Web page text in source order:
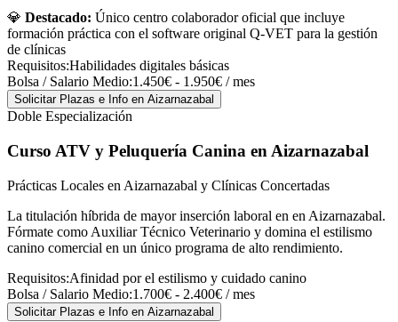
💎 Destacado: Único centro colaborador oficial que incluye
formación práctica con el software original Q-VET para la gestión
de clínicas
Requisitos:Habilidades digitales básicas
Bolsa / Salario Medio:1.450€ - 1.950€ / mes
Solicitar Plazas e Info en Aizarnazabal
Doble Especialización
Curso ATV y Peluquería Canina en Aizarnazabal
Prácticas Locales en Aizarnazabal y Clínicas Concertadas
La titulación híbrida de mayor inserción laboral en en Aizarnazabal.
Fórmate como Auxiliar Técnico Veterinario y domina el estilismo
canino comercial en un único programa de alto rendimiento.
Requisitos:Afinidad por el estilismo y cuidado canino
Bolsa / Salario Medio:1.700€ - 2.400€ / mes
Solicitar Plazas e Info en Aizarnazabal